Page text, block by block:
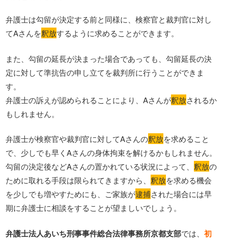
弁護士は勾留が決定する前と同様に、検察官と裁判官に対し
てAさんを釈放するように求めることができます。
また、勾留の延長が決まった場合であっても、勾留延長の決
定に対して準抗告の申し立てを裁判所に行うことができま
す。
弁護士の訴えが認められることにより、Aさんが釈放されるか
もしれません。
弁護士が検察官や裁判官に対してAさんの釈放を求めること
で、少しでも早くAさんの身体拘束を解けるかもしれません。
勾留の決定後などAさんの置かれている状況によって、釈放の
ために取れる手段は限られてきますから、釈放を求める機会
を少しでも増やすためにも、ご家族が逮捕された場合には早
期に弁護士に相談をすることが望ましいでしょう。
弁護士法人あいち刑事事件総合法律事務所京都支部では、初